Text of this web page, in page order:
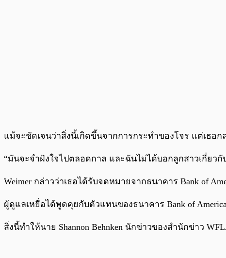
แม้จะชัดเจนว่าสิ่งนี้เกิดขึ้นจากการกระทำของโจร แต่เธอ
“มันจะจำฝังใจไปตลอดกาล และฉันไม่ได้บอกลูกสาวเกี่ยว
Weimer กล่าวว่าเธอได้รับจดหมายจากธนาคาร Bank of
ผู้ดูแลเหยื่อได้พูดคุยกับตัวแทนของธนาคาร Bank of
สิ่งนี้ทำให้นาย Shannon Behnken นักข่าวของสำนักข่าว